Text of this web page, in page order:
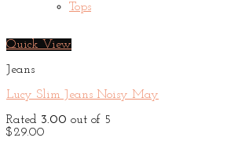
Tops
Quick View
Jeans
Lucy Slim Jeans Noisy May
Rated 3.00 out of 5
$29.00